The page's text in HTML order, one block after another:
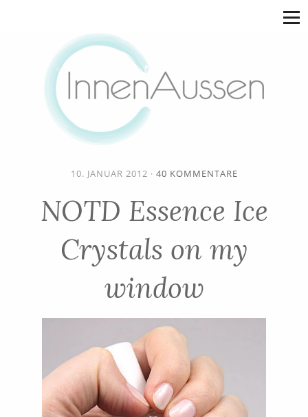
10. JANUAR 2012 · 40 KOMMENTARE
NOTD Essence Ice
Crystals on my
window